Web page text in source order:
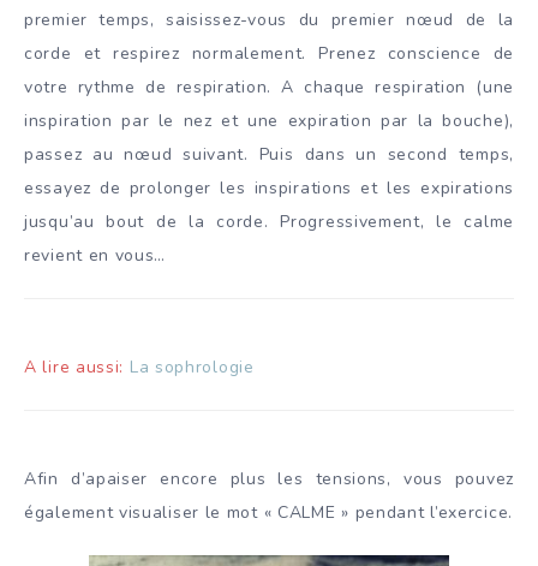
premier temps, saisissez-vous du premier nœud de la
corde et respirez normalement. Prenez conscience de
votre rythme de respiration. A chaque respiration (une
inspiration par le nez et une expiration par la bouche),
passez au nœud suivant. Puis dans un second temps,
essayez de prolonger les inspirations et les expirations
jusqu’au bout de la corde. Progressivement, le calme
revient en vous…
A lire aussi: La sophrologie
Afin d’apaiser encore plus les tensions, vous pouvez
également visualiser le mot « CALME » pendant l’exercice.